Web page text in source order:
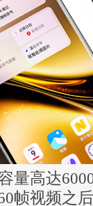
量高达
帧视频之